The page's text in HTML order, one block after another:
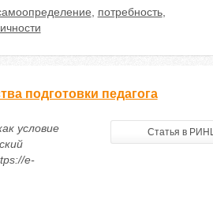
потребность,
подготовки педагога
условие
e-
Статья в